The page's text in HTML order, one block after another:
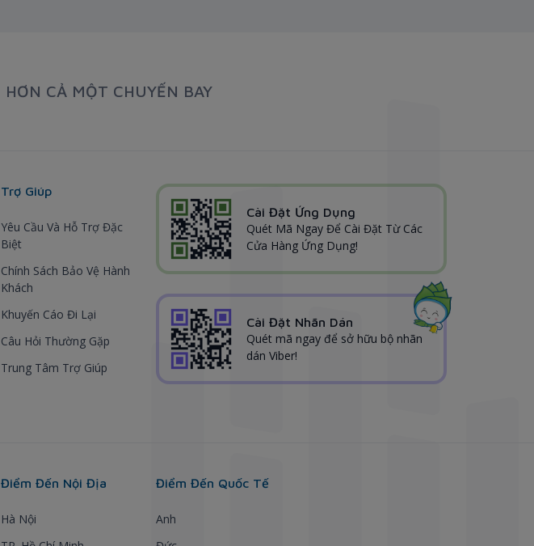
HƠN CẢ MỘT CHUYẾN BAY
Trợ Giúp
Yêu Cầu Và Hỗ Trợ Đặc
Biệt
Chính Sách Bảo Vệ Hành
Khách
Khuyến Cáo Đi Lại
Câu Hỏi Thường Gặp
Trung Tâm Trợ Giúp
Cài Đặt Ứng Dụng
Quét Mã Ngay Để Cài Đặt Từ Các
Cửa Hàng Ứng Dụng!
Cài Đặt Nhãn Dán
Quét mã ngay để sở hữu bộ nhãn
dán Viber!
Điểm Đến Nội Địa
Hà Nội
Điểm Đến Quốc Tế
Anh